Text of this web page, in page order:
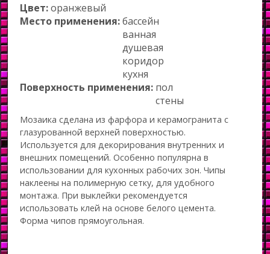
Цвет:оранжевый
Место применения:бассейн
ванная
душевая
коридор
кухня
Поверхность применения: пол
стены
Мозаика сделана из фарфора и керамогранита с
глазурованной верхней поверхностью.
Используется для декорирования внутренних и
внешних помещений. Особенно популярна в
использовании для кухонных рабочих зон. Чипы
наклеены на полимерную сетку, для удобного
монтажа. При выклейки рекомендуется
использовать клей на основе белого цемента.
Форма чипов прямоугольная.